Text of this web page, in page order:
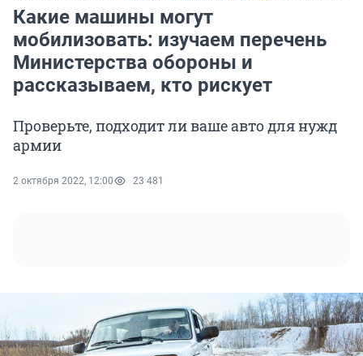
Какие машины могут
мобилизовать: изучаем перечень
Министерства обороны и
рассказываем, кто рискует
Проверьте, подходит ли ваше авто для нужд
армии
2 октября 2022, 12:00 23 481